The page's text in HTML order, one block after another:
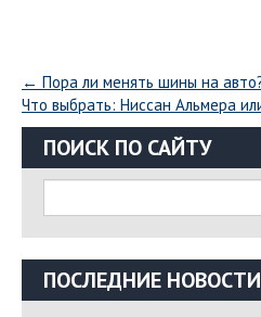
← Пора ли менять шины на
Что выбрать: Ниссан Альмера
ПОИСК ПО САЙТУ
ПОСЛЕДНИЕ НОВОСТИ